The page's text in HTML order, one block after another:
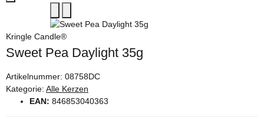
Kringle Candle®
Sweet Pea Daylight 35g
Artikelnummer: 08758DC
Kategorie: Alle Kerzen
EAN: 846853040363